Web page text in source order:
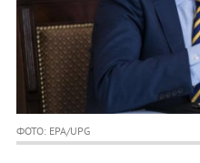
ФОТО: EPA/UPG